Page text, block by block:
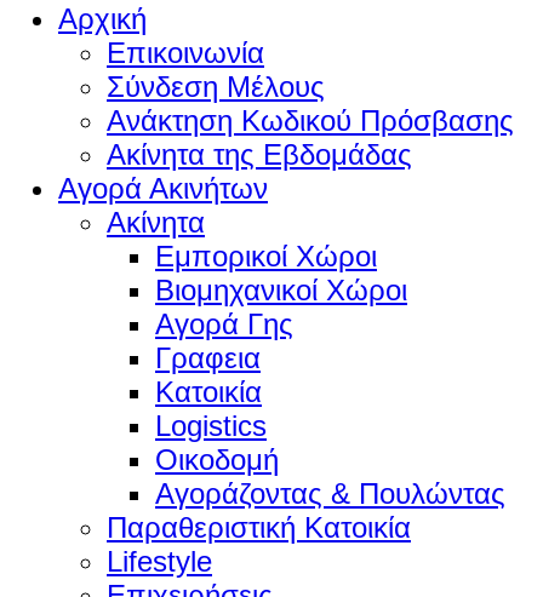
Αρχική
Επικοινωνία
Σύνδεση Μέλους
Ανάκτηση Κωδικού Πρόσβασης
Ακίνητα της Εβδομάδας
Αγορά Ακινήτων
Ακίνητα
Εμπορικοί Χώροι
Βιομηχανικοί Χώροι
Αγορά Γης
Γραφεια
Κατοικία
Logistics
Οικοδομή
Αγοράζοντας & Πουλώντας
Παραθεριστική Κατοικία
Lifestyle